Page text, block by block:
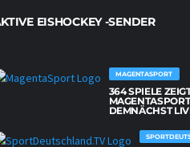
EISHOCKEY -SENDER
MAGENTASPORT
364 SPIELE
MAGENTASPORT
DEMNÄCHST